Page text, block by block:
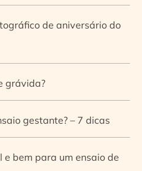
de aniversário do
grávida?
gestante? – 7 dicas
e bem para um ensaio de